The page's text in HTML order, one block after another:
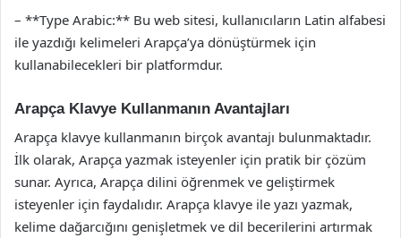
– **Type Arabic:** Bu web sitesi, kullanıcıların Latin alfabesi
ile yazdığı kelimeleri Arapça’ya dönüştürmek için
kullanabilecekleri bir platformdur.
Arapça Klavye Kullanmanın Avantajları
Arapça klavye kullanmanın birçok avantajı bulunmaktadır.
İlk olarak, Arapça yazmak isteyenler için pratik bir çözüm
sunar. Ayrıca, Arapça dilini öğrenmek ve geliştirmek
isteyenler için faydalıdır. Arapça klavye ile yazı yazmak,
kelime dağarcığını genişletmek ve dil becerilerini artırmak